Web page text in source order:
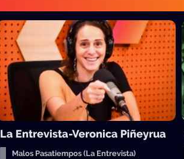
La Entrevista-Veronica Piñeyrua
Malos Pasatiempos (La Entrevista)